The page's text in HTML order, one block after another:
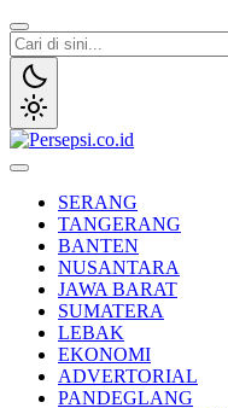
Lewati
ke
konten
SERANG
TANGERANG
BANTEN
NUSANTARA
JAWA BARAT
SUMATERA
LEBAK
EKONOMI
ADVERTORIAL
PANDEGLANG